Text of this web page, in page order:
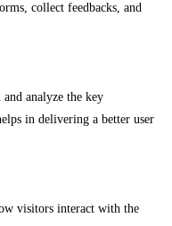
collect feedbacks, and
and analyze the key
in delivering a better user
visitors interact with the